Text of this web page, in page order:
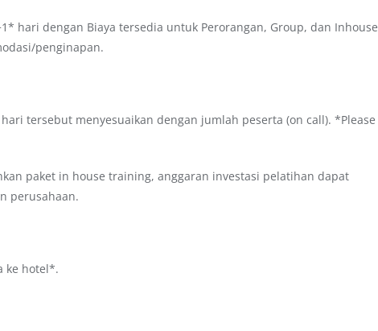
hari dengan Biaya tersedia untuk Perorangan, Group, dan Inhouse
penginapan.
tersebut menyesuaikan dengan jumlah peserta (on call). *Please
paket in house training, anggaran investasi pelatihan dapat
perusahaan.
ke hotel*.